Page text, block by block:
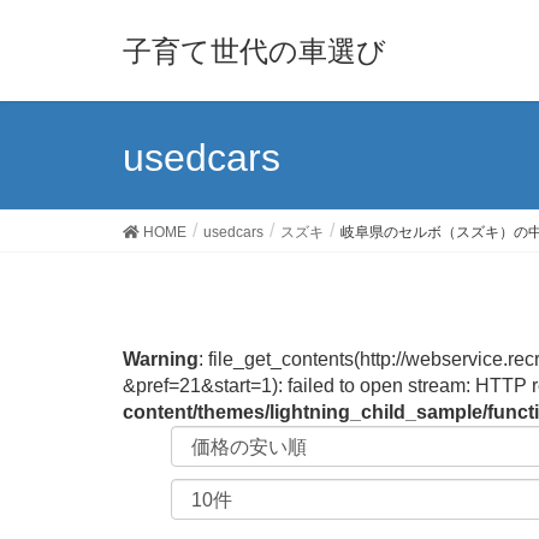
子育て世代の車選び
usedcars
HOME usedcars スズキ 岐阜県のセルボ（スズキ）の
Warning: file_get_contents(http://
&pref=21&start=1): failed to open stream:
content/themes/lightning_child_sample/